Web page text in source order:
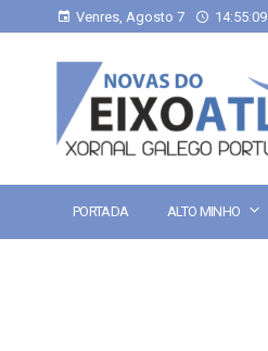
Venres, Agosto 7 14:55:10
PORTADA ALTO MINHO